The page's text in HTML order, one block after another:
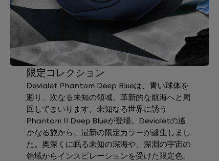
限定コレクション
Devialet Phantom Deep Blueは、青い球体を
廻り、次なる未知の領域、革新的な航海へと周
回してまいります。 未知なる世界に誘う
Phantom II Deep Blueが登場。Devialetの遙
かなる旅から、最新の限定カラーが誕生しまし
た。 奥深くに眠る未知の深海や、深淵の宇宙の
領域からインスピレーションを受けた限定色。